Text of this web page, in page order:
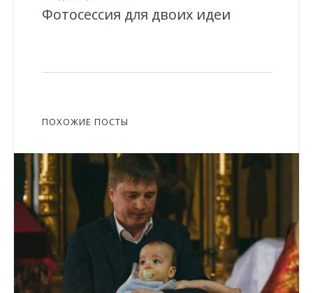
Фотосессия для двоих идеи
ПОХОЖИЕ ПОСТЫ